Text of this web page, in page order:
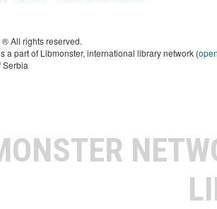
® All rights reserved.
a part of Libmonster, international library network (
Serbia